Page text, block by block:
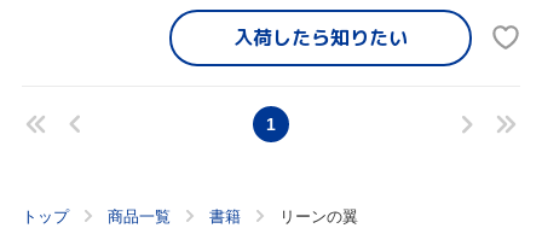
入荷したら知りたい
1
トップ 商品一覧 書籍 リーンの翼